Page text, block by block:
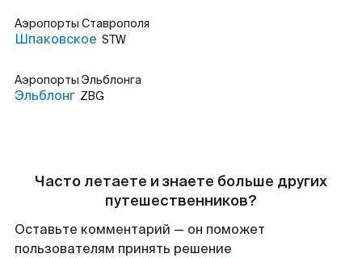
Аэропорты Ставрополя
Шпаковское STW
Аэропорты Эльблонга
Эльблонг ZBG
Часто летаете и знаете больше других
путешественников?
Оставьте комментарий — он поможет
пользователям принять решение